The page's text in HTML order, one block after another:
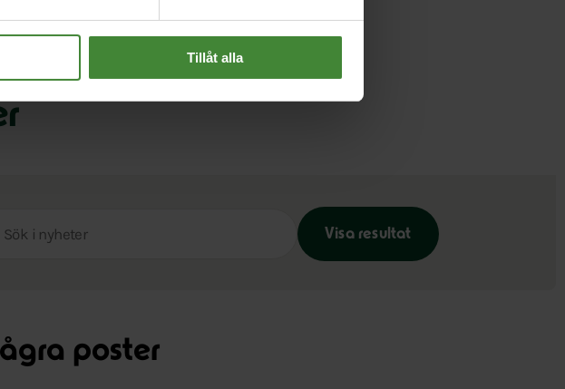
Tillåt alla
Visa resultat
poster